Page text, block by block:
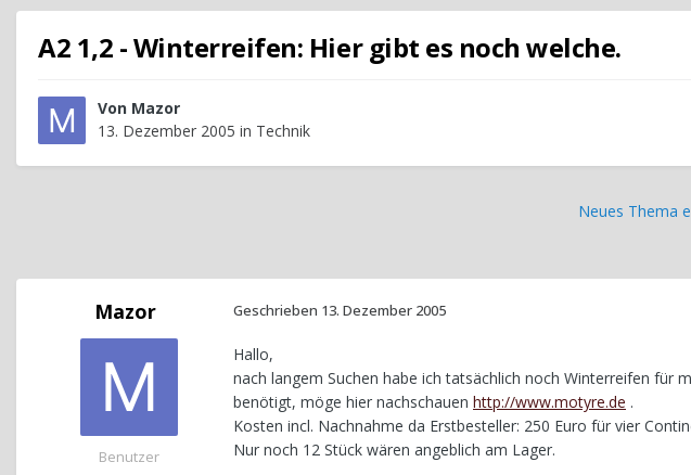
A2 1,2 - Winterreifen: Hier gibt es noch welche.
Von Mazor
13. Dezember 2005 in Technik
Neues Thema
Mazor
Benutzer
Geschrieben 13. Dezember 2005
Hallo,
nach langem Suchen habe ich tatsächlich noch Winterreifen für
benötigt, möge hier nachschauen http://www.motyre.de .
Kosten incl. Nachnahme da Erstbesteller: 250 Euro für vier
Nur noch 12 Stück wären angeblich am Lager.